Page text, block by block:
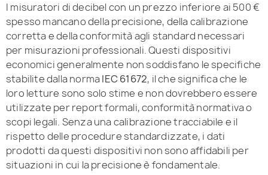
I misuratori di decibel con un prezzo inferiore ai 500 €
spesso mancano della precisione, della calibrazione
corretta e della conformità agli standard necessari
per misurazioni professionali. Questi dispositivi
economici generalmente non soddisfano le specifiche
stabilite dalla normaIEC 61672, il che significa che le
loro letture sono solo stime e non dovrebbero essere
utilizzate per report formali, conformità normativa o
scopi legali. Senza una calibrazione tracciabile e il
rispetto delle procedure standardizzate, i dati
prodotti da questi dispositivi non sono affidabili per
situazioni in cui la precisione è fondamentale.